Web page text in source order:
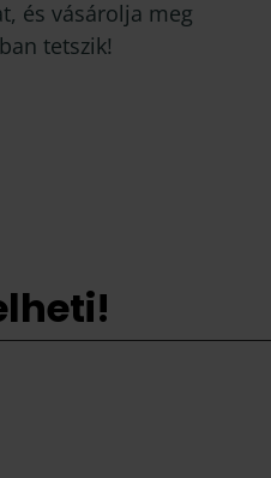
és vásárolja meg
tetszik!